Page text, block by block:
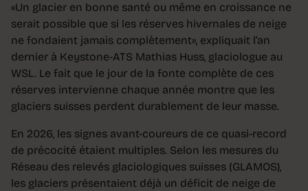
«Un glacier en bonne santé ou même en croissance ne
serait possible que si les réserves hivernales de neige
ne fondaient jamais complètement», expliquait l’an
dernier à Keystone-ATS Mathias Huss, glaciologue au
WSL. Le fait que le jour de la fonte complète de ces
réserves intervienne chaque année montre que les
glaciers suisses perdent durablement de leur masse.
En 2026, les signes avant-coureurs de ce quasi-record
de précocité étaient multiples. Selon les mesures du
Réseau des relevés glaciologiques suisses (GLAMOS),
les glaciers présentaient déjà un déficit de neige de